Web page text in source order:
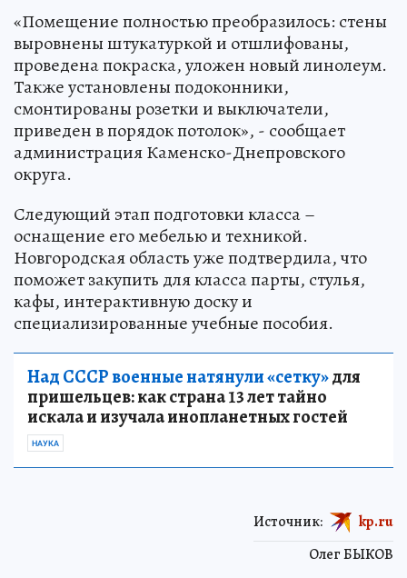
«Помещение полностью преобразилось: стены
выровнены штукатуркой и отшлифованы,
проведена покраска, уложен новый линолеум.
Также установлены подоконники,
смонтированы розетки и выключатели,
приведен в порядок потолок», - сообщает
администрация Каменско-Днепровского
округа.
Следующий этап подготовки класса –
оснащение его мебелью и техникой.
Новгородская область уже подтвердила, что
поможет закупить для класса парты, стулья,
кафы, интерактивную доску и
специализированные учебные пособия.
Над СССР военные натянули «сетку»для
пришельцев: как страна 13 лет тайно
искала и изучала инопланетных гостей
НАУКА
Олег БЫКОВ
Источник: kp.ru